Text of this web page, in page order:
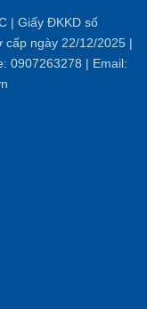
| Giấy ĐKKD số
cấp ngày 22/12/2025 |
0907263278 | Email: